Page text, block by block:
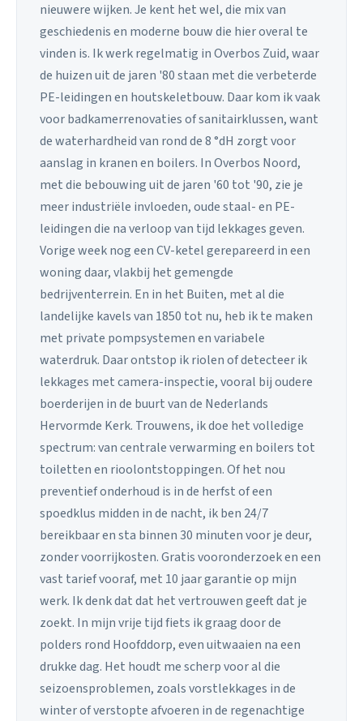
nieuwere wijken. Je kent het wel, die mix van
geschiedenis en moderne bouw die hier overal te
vinden is. Ik werk regelmatig in Overbos Zuid, waar
de huizen uit de jaren '80 staan met die verbeterde
PE-leidingen en houtskeletbouw. Daar kom ik vaak
voor badkamerrenovaties of sanitairklussen, want
de waterhardheid van rond de 8 °dH zorgt voor
aanslag in kranen en boilers. In Overbos Noord,
met die bebouwing uit de jaren '60 tot '90, zie je
meer industriële invloeden, oude staal- en PE-
leidingen die na verloop van tijd lekkages geven.
Vorige week nog een CV-ketel gerepareerd in een
woning daar, vlakbij het gemengde
bedrijventerrein. En in het Buiten, met al die
landelijke kavels van 1850 tot nu, heb ik te maken
met private pompsystemen en variabele
waterdruk. Daar ontstop ik riolen of detecteer ik
lekkages met camera-inspectie, vooral bij oudere
boerderijen in de buurt van de Nederlands
Hervormde Kerk. Trouwens, ik doe het volledige
spectrum: van centrale verwarming en boilers tot
toiletten en rioolontstoppingen. Of het nou
preventief onderhoud is in de herfst of een
spoedklus midden in de nacht, ik ben 24/7
bereikbaar en sta binnen 30 minuten voor je deur,
zonder voorrijkosten. Gratis vooronderzoek en een
vast tarief vooraf, met 10 jaar garantie op mijn
werk. Ik denk dat dat het vertrouwen geeft dat je
zoekt. In mijn vrije tijd fiets ik graag door de
polders rond Hoofddorp, even uitwaaien na een
drukke dag. Het houdt me scherp voor al die
seizoensproblemen, zoals vorstlekkages in de
winter of verstopte afvoeren in de regenachtige